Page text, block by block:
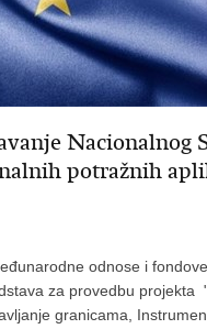
Nacionalnog
potražnih
odnose i
za provedbu
granicama,